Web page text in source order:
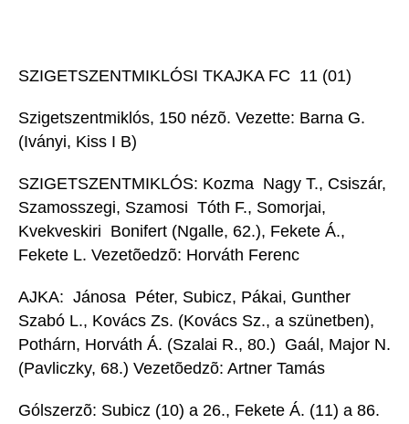
SZIGETSZENTMIKLÓSI TKAJKA FC 11 (01)
Szigetszentmiklós, 150 nézõ. Vezette: Barna G.
(Iványi, Kiss I B)
SZIGETSZENTMIKLÓS: Kozma  Nagy T., Csiszár,
Szamosszegi, Szamosi  Tóth F., Somorjai,
Kvekveskiri  Bonifert (Ngalle, 62.), Fekete Á.,
Fekete L. Vezetõedzõ: Horváth Ferenc
AJKA: Jánosa  Péter, Subicz, Pákai, Gunther 
Szabó L., Kovács Zs. (Kovács Sz., a szünetben),
Pothárn, Horváth Á. (Szalai R., 80.)  Gaál, Major N.
(Pavliczky, 68.) Vezetõedzõ: Artner Tamás
Gólszerzõ: Subicz (10) a 26., Fekete Á. (11) a 86.